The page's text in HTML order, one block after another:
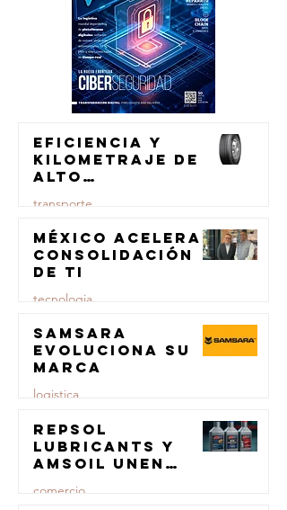
Eficiencia y
kilometraje de
alto
para el
transporte de
carga
transporte
23 jul
México acelera
consolidación
de TI
tecnologia
23 jul
Samsara
evoluciona su
marca
logistica
23 jul
Repsol
Lubricants y
AMSOIL unen
lubricación
comercio